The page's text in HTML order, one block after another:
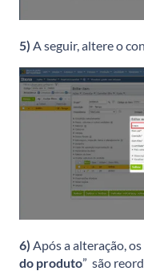
5) A seguir, altere o
6) Após a alteração,
do produto” são